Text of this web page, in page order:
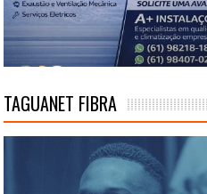
TAGUANET FIBRA